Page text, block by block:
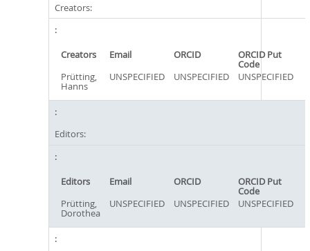
Creators:
Creators Email ORCID ORCID Put
Code
Prütting,
Hanns
UNSPECIFIED UNSPECIFIED UNSPECIFIED
Editors:
Editors Email ORCID ORCID Put
Code
Prütting,
Dorothea
UNSPECIFIED UNSPECIFIED UNSPECIFIED